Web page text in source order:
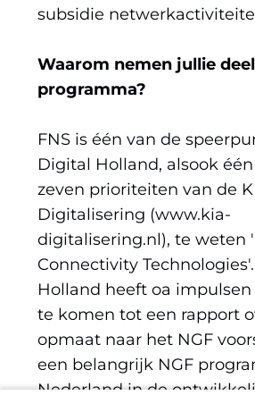
subsidie
Waarom nemen jullie
programma?
FNS is één van de
Digital Holland, alsook
zeven prioriteiten van de
Digitalisering (www.kia-
digitalisering.nl), te weten
Connectivity
Holland heeft oa
te komen tot een rapport
opmaat naar het NGF
een belangrijk NGF
Nederland in de